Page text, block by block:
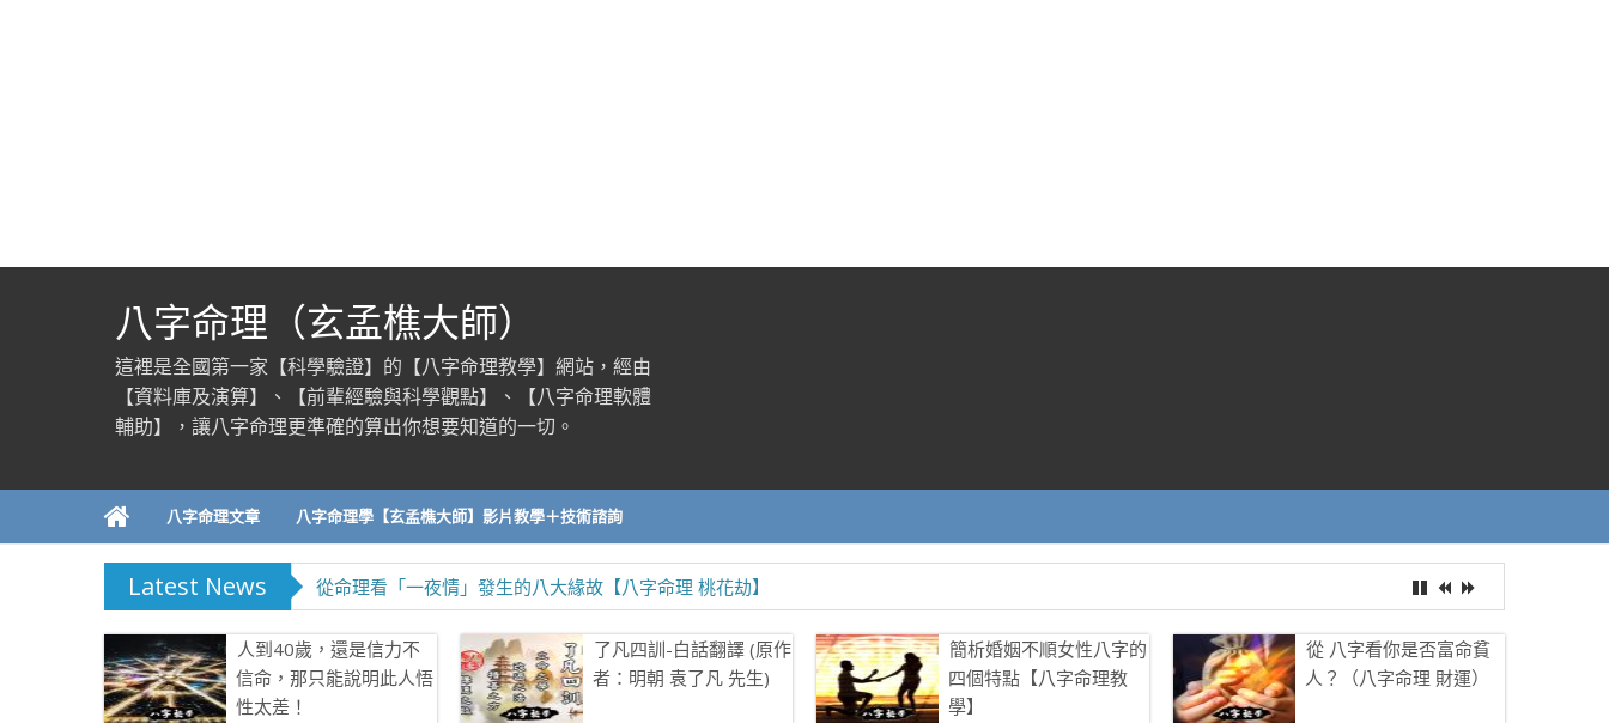
八字命理（玄孟樵大師）
這裡是全國第一家【科學驗證】的【八字命理教學】網站，經由
【資料庫及演算】、【前輩經驗與科學觀點】、【八字命理軟體
輔助】，讓八字命理更準確的算出你想要知道的一切。
八字命理文章 八字命理學【玄孟樵大師】影片教學＋技術諮詢
Latest News 從命理看「一夜情」發生的八大緣故【八字命理 桃花劫】
人到40歲，還是信力不
信命，那只能說明此人悟
性太差！
了凡四訓-白話翻譯 (原作
者：明朝 袁了凡 先生)
簡析婚姻不順女性八字的
四個特點【八字命理教
學】
從 八字看你是否富命貧
人？（八字命理 財運）